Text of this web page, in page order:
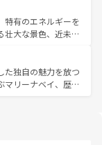
ーヒーなどは、ぜ
てもあたたかい人々
忘れられない旅にな
マイなどの山岳地
ットやクラビの美し
ができる。タイ料理
にも異なる楽しみ
々、仏教を中心とし
れる旅人を魅了し続
特有のエネルギーを
壮大な景色、近未来
スポットが密集し
も魅力。息をのむよ
を存分に楽しみ尽く
た独自の魅力を放つ
マリーナベイ、歴史